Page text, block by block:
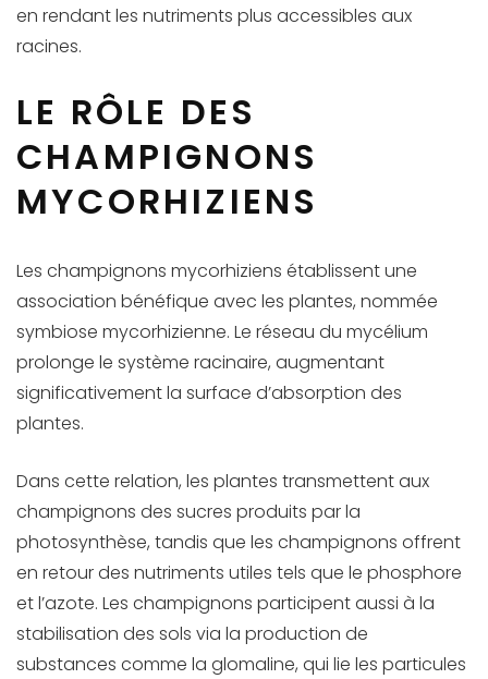
en rendant les nutriments plus accessibles aux
racines.
LE RÔLE DES
CHAMPIGNONS
MYCORHIZIENS
Les champignons mycorhiziens établissent une
association bénéfique avec les plantes, nommée
symbiose mycorhizienne. Le réseau du mycélium
prolonge le système racinaire, augmentant
significativement la surface d’absorption des
plantes.
Dans cette relation, les plantes transmettent aux
champignons des sucres produits par la
photosynthèse, tandis que les champignons offrent
en retour des nutriments utiles tels que le phosphore
et l’azote. Les champignons participent aussi à la
stabilisation des sols via la production de
substances comme la glomaline, qui lie les particules